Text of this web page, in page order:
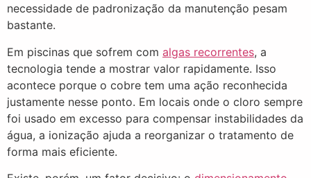
necessidade de padronização da manutenção pesam
bastante.
Em piscinas que sofrem com algas recorrentes, a
tecnologia tende a mostrar valor rapidamente. Isso
acontece porque o cobre tem uma ação reconhecida
justamente nesse ponto. Em locais onde o cloro sempre
foi usado em excesso para compensar instabilidades da
água, a ionização ajuda a reorganizar o tratamento de
forma mais eficiente.